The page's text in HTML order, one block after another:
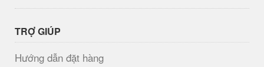
TRỢ GIÚP
Hướng dẫn đặt hàng